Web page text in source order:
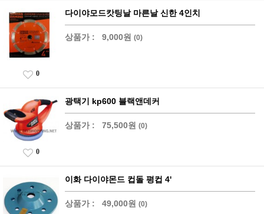
다이야모드캇팅날 마른날 신한 4인치
상품가 : 9,000원 (0)
0
광택기 kp600 블랙앤데커
상품가 : 75,500원 (0)
0
이화 다이야몬드 컵돌 평컵 4'
상품가 : 49,000원 (0)